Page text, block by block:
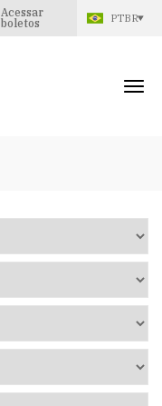
Acessar
boletos
PTBR